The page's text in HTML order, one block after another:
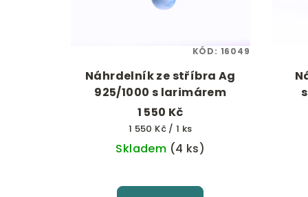
Náhrdelník ze stříbra Ag
925/1000 s larimárem
1 550 Kč
Měrná
cena:
1 550 Kč / 1 ks
Skladem (4 ks)
KÓD: 16049